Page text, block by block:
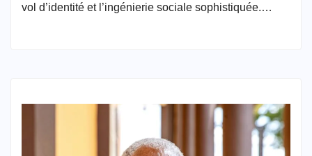
vol d’identité et l’ingénierie sociale sophistiquée.…